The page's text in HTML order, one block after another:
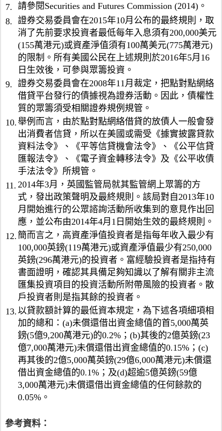
有
關
非
主
流
匯
集
投
資
項
目
的
投
資
活
動
附
帶
風
險
的
投
資
者
。
散
戶
投
資
者
則
是
指
其
餘
的
投
鎊
(
2
3
,
0
0
0
萬
港
元
)
償
還
借
出
資
金
總
值
的
0
.
1
；
(
c
)
再
其
後
7. 請參閱Securities and Futures Commission (2014)。
8. 證券交易委員會在2015年10月公布的最終規則，取
消了先前要求投資者最低每年入息須有200,000美元
(155萬港元)或資產淨值須有100萬美元(775萬港元)
的限制。所有美國公民在上述規則於2016年5月16
日生效後，可參與眾籌投資。
9. 證券交易委員會在2008年11月裁定，把點對點網絡
借貸平台發行的債據視為證券活動。因此，債權性
質的眾籌須受相關證券規例規管。
10.舉例而言，由於點對點網絡借貸的放債人一般會發
出消費者信貸，所以在美國或需受《據實披露貸款
資料法令》、《平等信貸機會法令》、《公平信貸
匯報法令》、《電子資金轉移法令》及《公平收債
手法法令》所規管。
11. 2014年3月，英國監管局就其監管網上眾籌的方
式，發出政策聲明及最終規則。該局對自2013年10
月開始進行的公眾諮詢活動所收集到的意見作出回
應，並公布由2014年4月1日開始生效的最終規則。
12. 簡而言之，高資產淨值投資者是指每年收入最少有
100,000英鎊(119萬港元)或資產淨值最少有250,000
英鎊(296萬港元)的投資者。富經驗投資者是指持有
書面證明，確認其具備足夠知識以了解有關非主流
匯集投資項目的投資活動所附帶風險的投資者。散
戶投資者則是指其餘的投資者。
13.以貸款額計算的最低資本規定，為下述各項細項相
加的總和：(a)未償還借出資金總值的首5,000萬英
鎊(5億9,200萬港元)的0.2%；(b)其後的2億英鎊(23
億7,000萬港元)未償還借出資金總值的0.15%；(c)
再其後的2億5,000萬英鎊(29億6,000萬港元)未償還
借出資金總值的0.1%；及(d)超逾5億英鎊(59億
3,000萬港元)未償還借出資金總值的任何餘款的
0.05%。
參考資料：